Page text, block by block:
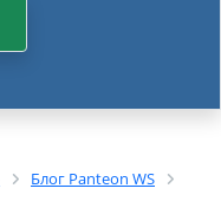
Блог Panteon WS